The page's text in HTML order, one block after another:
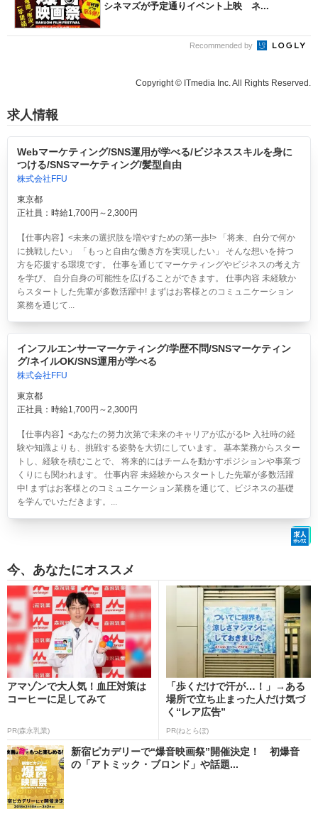
シネマズが予定通りイベント上映 ネ...
Recommended by
Copyright © ITmedia Inc. All Rights Reserved.
求人情報
Webマーケティング/SNS運用が学べる/ビジネススキルを身に
つける/SNSマーケティング/髪型自由
株式会社FFU
東京都
正社員：時給1,700円～2,300円
【仕事内容】<未来の選択肢を増やすための第一歩!> 「将来、自分で何か
に挑戦したい」 「もっと自由な働き方を実現したい」 そんな想いを持つ
方を応援する環境です。 仕事を通じてマーケティングやビジネスの考え方
を学び、 自分自身の可能性を広げることができます。 仕事内容 未経験か
らスタートした先輩が多数活躍中! まずはお客様とのコミュニケーション
業務を通じて...
インフルエンサーマーケティング/学歴不問/SNSマーケティン
グ/ネイルOK/SNS運用が学べる
株式会社FFU
東京都
正社員：時給1,700円～2,300円
【仕事内容】<あなたの努力次第で未来のキャリアが広がる!> 入社時の経
験や知識よりも、挑戦する姿勢を大切にしています。 基本業務からスター
トし、経験を積むことで、 将来的にはチームを動かすポジションや事業づ
くりにも関われます。 仕事内容 未経験からスタートした先輩が多数活躍
中! まずはお客様とのコミュニケーション業務を通じて、ビジネスの基礎
を学んでいただきます。...
今、あなたにオススメ
アマゾンで大人気！血圧対策は
コーヒーに足してみて
PR(森永乳業)
「歩くだけで汗が…！」→ある
場所で立ち止まった人だけ気づ
く“レア広告”
PR(ねとらぼ)
新宿ピカデリーで“爆音映画祭”開催決定！ 初爆音
の「アトミック・ブロンド」や話題...